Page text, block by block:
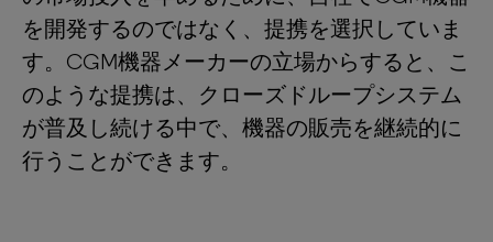
を開発するのではなく、提携を選択していま
す。CGM機器メーカーの立場からすると、こ
のような提携は、クローズドループシステム
が普及し続ける中で、機器の販売を継続的に
行うことができます。